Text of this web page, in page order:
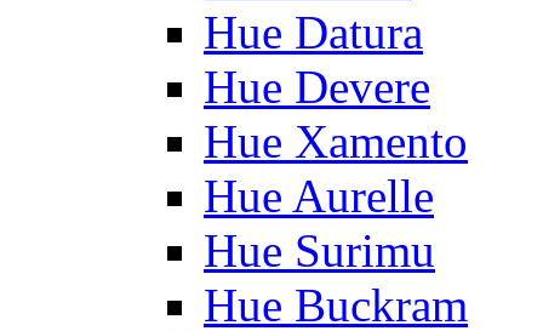
Hue Datura
Hue Devere
Hue Xamento
Hue Aurelle
Hue Surimu
Hue Buckram